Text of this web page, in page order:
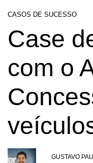
CASOS DE SUCESSO
Case
com o
GUSTAVO